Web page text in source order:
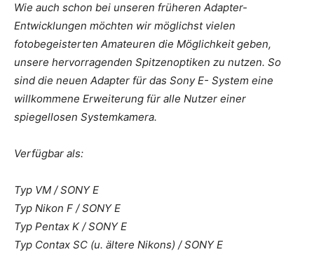
Wie auch schon bei unseren früheren Adapter-
Entwicklungen möchten wir möglichst vielen
fotobegeisterten Amateuren die Möglichkeit geben,
unsere hervorragenden Spitzenoptiken zu nutzen. So
sind die neuen Adapter für das Sony E- System eine
willkommene Erweiterung für alle Nutzer einer
spiegellosen Systemkamera.
Verfügbar als:
Typ VM / SONY E
Typ Nikon F / SONY E
Typ Pentax K / SONY E
Typ Contax SC (u. ältere Nikons) / SONY E